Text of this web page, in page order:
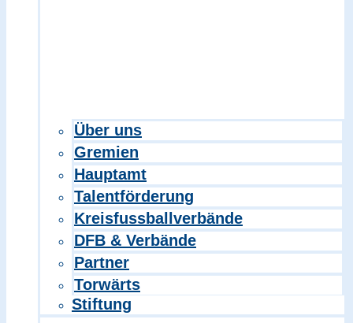
Über uns
Gremien
Hauptamt
Talentförderung
Kreisfussballverbände
DFB & Verbände
Partner
Torwärts
Stiftung